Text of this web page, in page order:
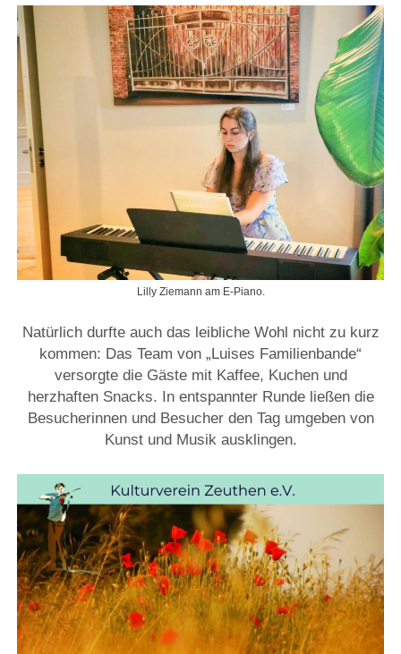
Lilly Ziemann am E-Piano.
Natürlich durfte auch das leibliche Wohl nicht zu kurz
kommen: Das Team von „Luises Familienbande“
versorgte die Gäste mit Kaffee, Kuchen und
herzhaften Snacks. In entspannter Runde ließen die
Besucherinnen und Besucher den Tag umgeben von
Kunst und Musik ausklingen.